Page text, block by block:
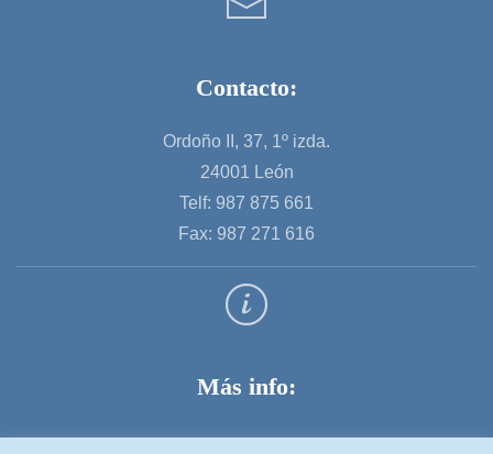
Contacto:
Ordoño II, 37, 1º izda.
24001 León
Telf: 987 875 661
Fax: 987 271 616
Más info: